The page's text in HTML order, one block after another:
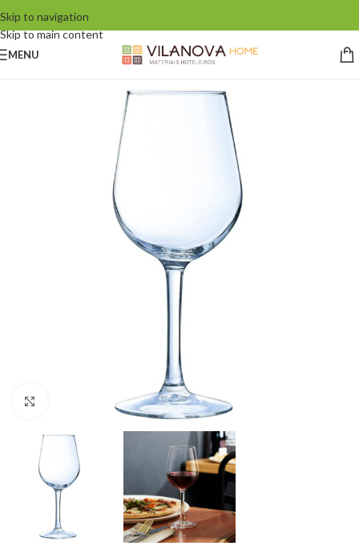
Skip to navigation
Skip to main content
MENU